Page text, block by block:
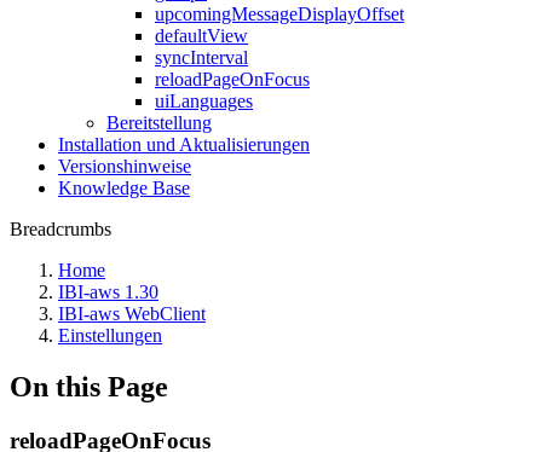
upcomingMessageDisplayOffset
defaultView
syncInterval
reloadPageOnFocus
uiLanguages
Bereitstellung
Installation und Aktualisierungen
Versionshinweise
Knowledge Base
Breadcrumbs
Home
IBI-aws 1.30
IBI-aws WebClient
Einstellungen
On this Page
reloadPageOnFocus